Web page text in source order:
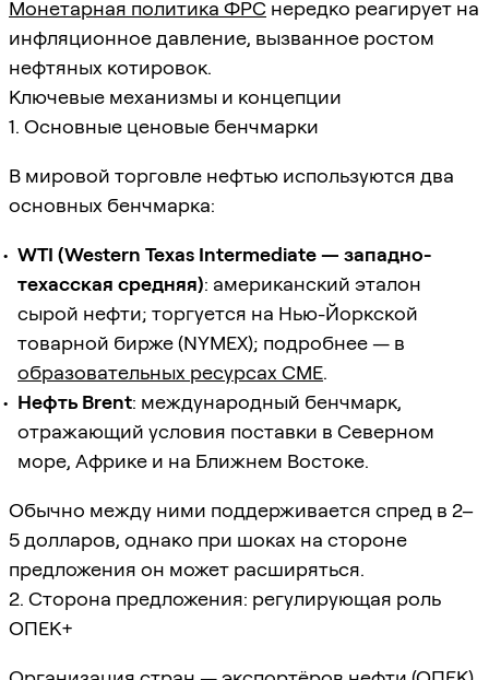
Монетарная политика ФРС нередко реагирует на
инфляционное давление, вызванное ростом
нефтяных котировок.
Ключевые механизмы и концепции
1. Основные ценовые бенчмарки
В мировой торговле нефтью используются два
основных бенчмарка:
WTI (Western Texas Intermediate — западно-
техасская средняя): американский эталон
сырой нефти; торгуется на Нью-Йоркской
товарной бирже (NYMEX); подробнее — в
образовательных ресурсах CME.
Нефть Brent: международный бенчмарк,
отражающий условия поставки в Северном
море, Африке и на Ближнем Востоке.
Обычно между ними поддерживается спред в 2–
5 долларов, однако при шоках на стороне
предложения он может расширяться.
2. Сторона предложения: регулирующая роль
ОПЕК+